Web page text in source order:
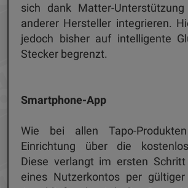
sich dank Matter-
anderer Hersteller integrieren.
jedoch bisher auf intelligente
Stecker begrenzt.
Smartphone-App
Wie bei allen Tapo-
Einrichtung über die
Diese verlangt im ersten
eines Nutzerkontos per gültiger